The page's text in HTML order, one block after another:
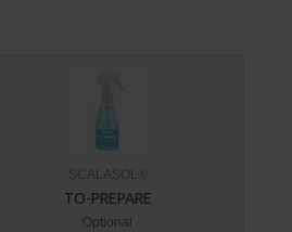
SCALASOL®
TO-PREPARE
Optional